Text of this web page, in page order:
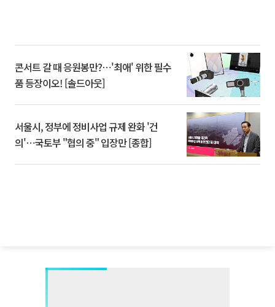
콘서트 갈 때 응원봉만?⋯'최애' 위한 필수
품 등장이오! [솔드아웃]
서울시, 정부에 정비사업 규제 완화 '건
의'⋯국토부 "협의 중" 입장만 [종합]